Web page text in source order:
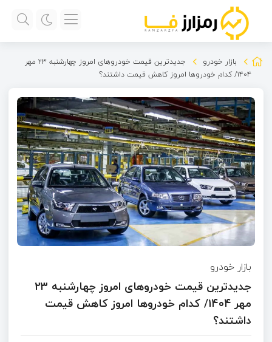
بازار خودرو
جدیدترین قیمت خودروهای امروز چهارشنبه ۲۳ مهر
۱۴۰۴/ کدام خودروها امروز کاهش قیمت داشتند؟
بازار خودرو
جدیدترین قیمت خودروهای امروز چهارشنبه ۲۳
مهر ۱۴۰۴/ کدام خودروها امروز کاهش قیمت
داشتند؟